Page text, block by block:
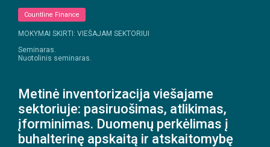
Countline Finance
MOKYMAI SKIRTI: VIEŠAJAM SEKTORIUI
Seminaras.
Nuotolinis seminaras.
Metinė inventorizacija viešajame
sektoriuje: pasiruošimas, atlikimas,
įforminimas. Duomenų perkėlimas į
buhalterinę apskaitą ir atskaitomybę